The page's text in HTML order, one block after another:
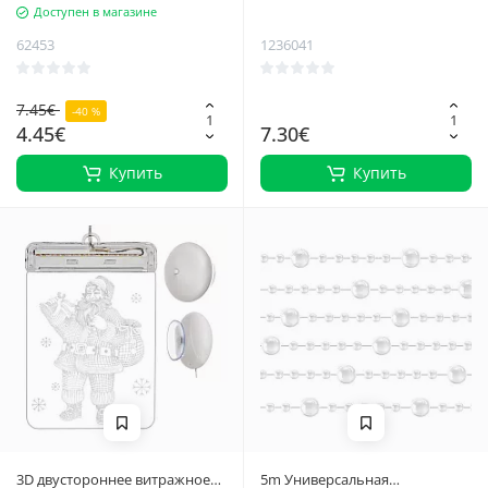
рождественское украшение из
войлока для украшения дома
Доступен в магазине
62453
7.45€ -40 %
4.45€
Купить
идеально подходит для
1236041
7.30€
Купить
3D двустороннее витражное
5m Универсальная